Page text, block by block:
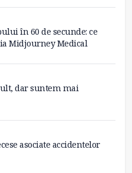
în 60 de secunde: ce
Midjourney Medical
dar suntem mai
asociate accidentelor